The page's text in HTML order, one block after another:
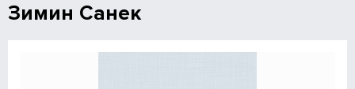
Зимин Санек